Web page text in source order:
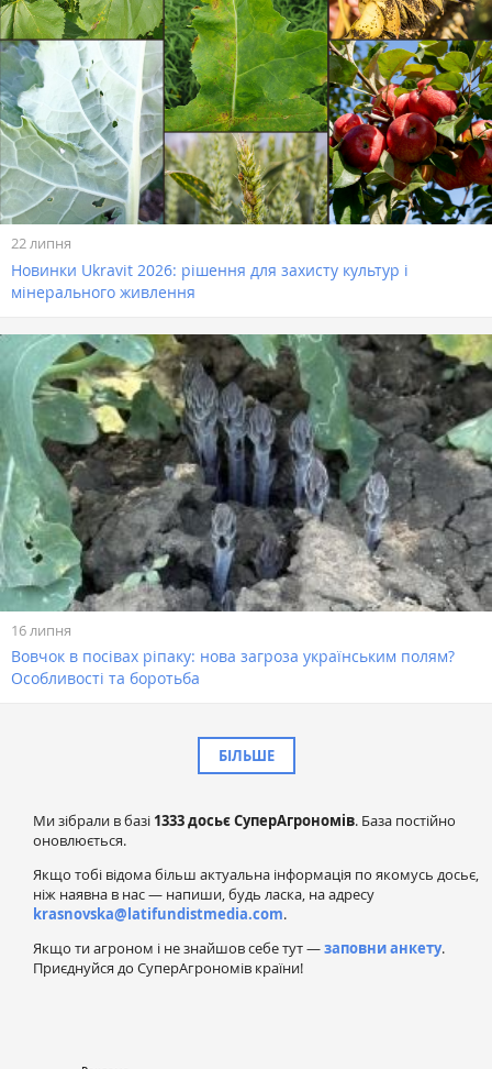
22 липня
Новинки Ukravit 2026: рішення для захисту культур і
мінерального живлення
16 липня
Вовчок в посівах ріпаку: нова загроза українським полям?
Особливості та боротьба
БІЛЬШЕ
Ми зібрали в базі 1333 досьє СуперАгрономів. База постійно
оновлюється.
Якщо тобі відома більш актуальна інформація по якомусь досьє,
ніж наявна в нас — напиши, будь ласка, на адресу
krasnovska@latifundistmedia.com.
Якщо ти агроном і не знайшов себе тут —заповни анкету.
Приєднуйся до СуперАгрономів країни!